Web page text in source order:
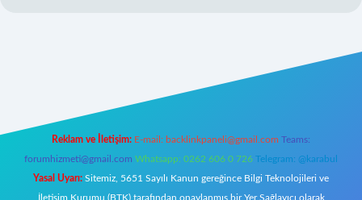
betexper.xyz
Reklam ve İletişim: E-mail: backlinkpaneli@gmail.com Teams:
forumhizmeti@gmail.com Whatsapp: 0262 606 0 726 Telegram: @karabul
Yasal Uyarı: Sitemiz, 5651 Sayılı Kanun gereğince Bilgi Teknolojileri ve
İletişim Kurumu (BTK) tarafından onaylanmış bir Yer Sağlayıcı olarak